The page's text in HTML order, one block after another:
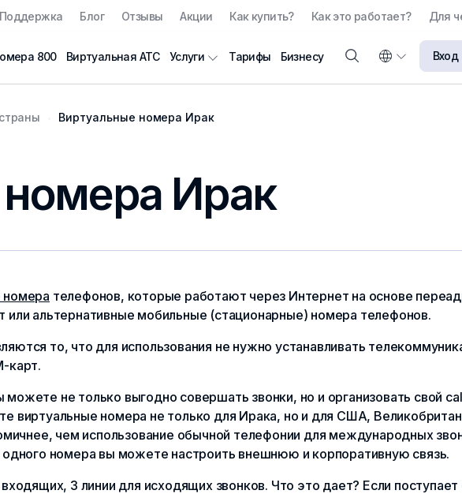
Поддержка Блог Отзывы Акции Как купить? Как это работает? Для
Вход
800 Виртуальная АТС Услуги Тарифы Бизнесу
Виртуальные номера Ирак
Ирак
номера телефонов, которые работают через Интернет на основе
или альтернативные мобильные (стационарные) номера телефонов.
то, что для использования не нужно устанавливать
карт.
не только выгодно совершать звонки, но и организовать свой
виртуальные номера не только для Ирака, но и для США,
чем использование обычной телефонии для международных
номера вы можете настроить внешнюю и корпоративную связь.
3 линии для исходящих звонков. Что это дает? Если